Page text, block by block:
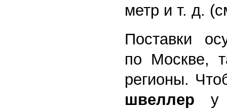
метр и т. д.
Поставки
по Москве,
регионы.
швеллер у